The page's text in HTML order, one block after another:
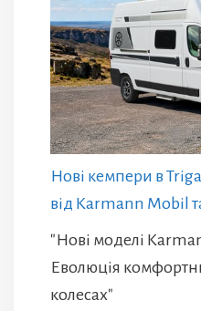
Нові кемпери в
від Karmann Mobil
"Нові моделі
Еволюція
колесах"